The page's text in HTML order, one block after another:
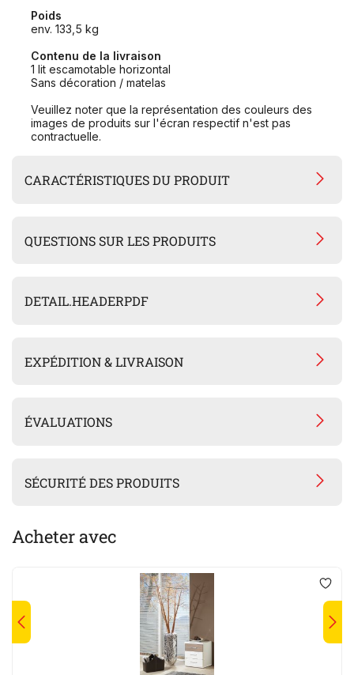
Poids
env. 133,5 kg
Contenu de la livraison
1 lit escamotable horizontal
Sans décoration / matelas
Veuillez noter que la représentation des couleurs des
images de produits sur l'écran respectif n'est pas
contractuelle.
CARACTÉRISTIQUES DU PRODUIT
QUESTIONS SUR LES PRODUITS
DETAIL.HEADERPDF
EXPÉDITION & LIVRAISON
ÉVALUATIONS
SÉCURITÉ DES PRODUITS
Acheter avec